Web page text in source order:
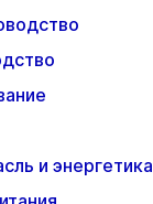
и энергетика